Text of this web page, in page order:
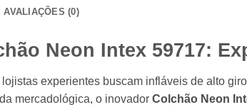
AVALIAÇÕES (0)
Neon Intex 59717:
experientes buscam infláveis de alto
mercadológica, o inovador Colchão Neon